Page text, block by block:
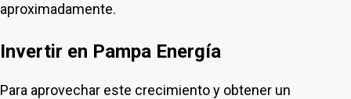
aproximadamente.
Invertir en Pampa Energía
Para aprovechar este crecimiento y obtener un